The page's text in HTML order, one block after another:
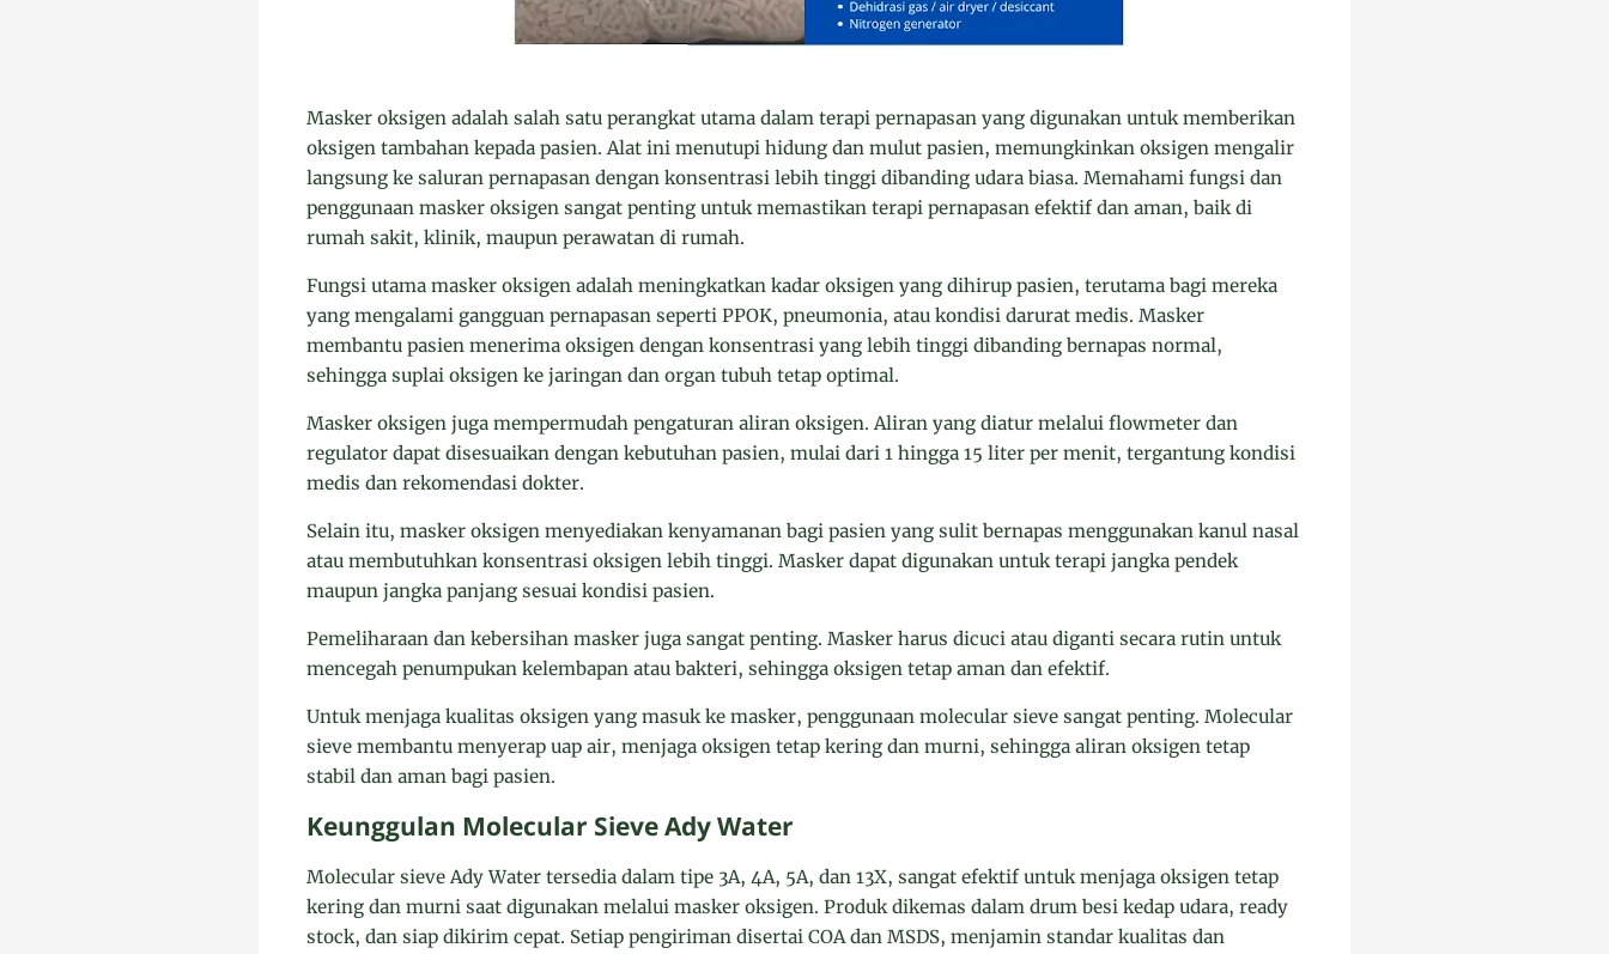
Masker oksigen adalah salah satu perangkat utama dalam terapi pernapasan yang digunakan untuk memberikan
oksigen tambahan kepada pasien. Alat ini menutupi hidung dan mulut pasien, memungkinkan oksigen mengalir
langsung ke saluran pernapasan dengan konsentrasi lebih tinggi dibanding udara biasa. Memahami fungsi dan
penggunaan masker oksigen sangat penting untuk memastikan terapi pernapasan efektif dan aman, baik di
rumah sakit, klinik, maupun perawatan di rumah.
Fungsi utama masker oksigen adalah meningkatkan kadar oksigen yang dihirup pasien, terutama bagi mereka
yang mengalami gangguan pernapasan seperti PPOK, pneumonia, atau kondisi darurat medis. Masker
membantu pasien menerima oksigen dengan konsentrasi yang lebih tinggi dibanding bernapas normal,
sehingga suplai oksigen ke jaringan dan organ tubuh tetap optimal.
Masker oksigen juga mempermudah pengaturan aliran oksigen. Aliran yang diatur melalui flowmeter dan
regulator dapat disesuaikan dengan kebutuhan pasien, mulai dari 1 hingga 15 liter per menit, tergantung kondisi
medis dan rekomendasi dokter.
Selain itu, masker oksigen menyediakan kenyamanan bagi pasien yang sulit bernapas menggunakan kanul nasal
atau membutuhkan konsentrasi oksigen lebih tinggi. Masker dapat digunakan untuk terapi jangka pendek
maupun jangka panjang sesuai kondisi pasien.
Pemeliharaan dan kebersihan masker juga sangat penting. Masker harus dicuci atau diganti secara rutin untuk
mencegah penumpukan kelembapan atau bakteri, sehingga oksigen tetap aman dan efektif.
Untuk menjaga kualitas oksigen yang masuk ke masker, penggunaan molecular sieve sangat penting. Molecular
sieve membantu menyerap uap air, menjaga oksigen tetap kering dan murni, sehingga aliran oksigen tetap
stabil dan aman bagi pasien.
Keunggulan Molecular Sieve Ady Water
Molecular sieve Ady Water tersedia dalam tipe 3A, 4A, 5A, dan 13X, sangat efektif untuk menjaga oksigen tetap
kering dan murni saat digunakan melalui masker oksigen. Produk dikemas dalam drum besi kedap udara, ready
stock, dan siap dikirim cepat. Setiap pengiriman disertai COA dan MSDS, menjamin standar kualitas dan